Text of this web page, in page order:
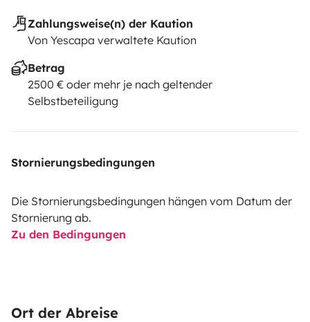
Zahlungsweise(n) der Kaution
Von Yescapa verwaltete Kaution
Betrag
2500 € oder mehr je nach geltender
Selbstbeteiligung
Stornierungsbedingungen
Die Stornierungsbedingungen hängen vom Datum der
Stornierung ab.
Zu den Bedingungen
Ort der Abreise